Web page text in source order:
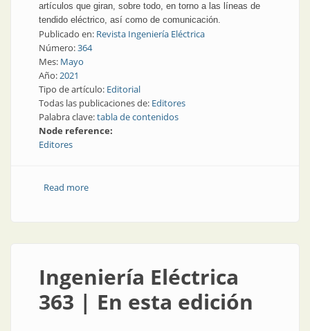
artículos que giran, sobre todo, en torno a las líneas de
tendido eléctrico, así como de comunicación.
Publicado en: Revista Ingeniería Eléctrica
Número:364
Mes: Mayo
Año:2021
Tipo de artículo: Editorial
Todas las publicaciones de: Editores
Palabra clave:tabla de contenidos
Node reference:
Editores
Read moreabout Ingeniería Eléctrica 364 | En esta edición
Ingeniería Eléctrica
363 | En esta edición